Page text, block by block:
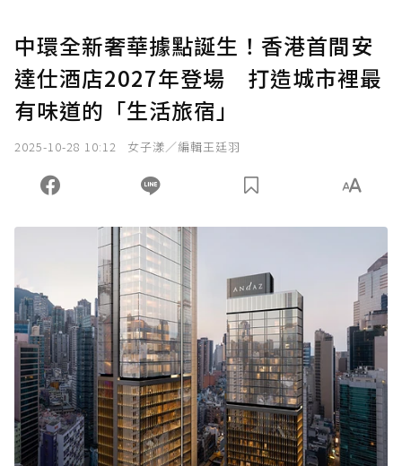
中環全新奢華據點誕生！香港首間安
達仕酒店2027年登場 打造城市裡最
有味道的「生活旅宿」
2025-10-28 10:12 女子漾／編輯王廷羽